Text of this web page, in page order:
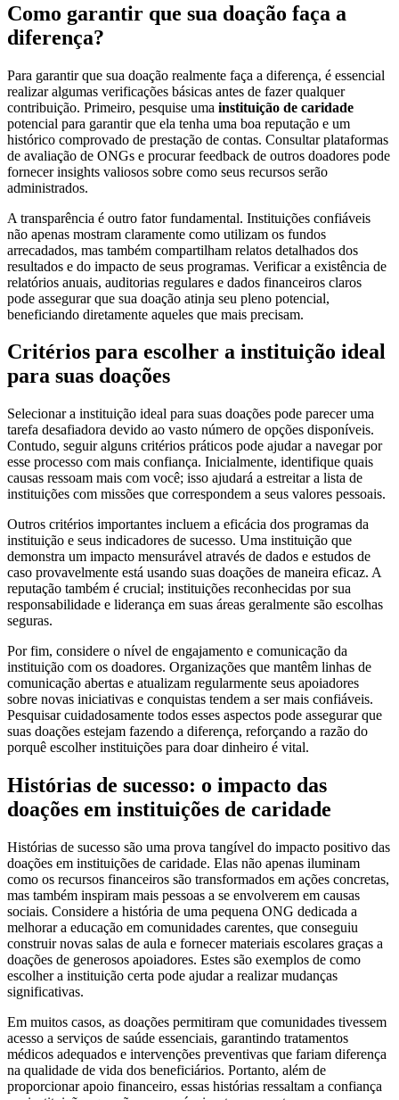
Como garantir que sua doação faça a
diferença?
Para garantir que sua doação realmente faça a diferença, é essencial
realizar algumas verificações básicas antes de fazer qualquer
contribuição. Primeiro, pesquise uma instituição de caridade
potencial para garantir que ela tenha uma boa reputação e um
histórico comprovado de prestação de contas. Consultar plataformas
de avaliação de ONGs e procurar feedback de outros doadores pode
fornecer insights valiosos sobre como seus recursos serão
administrados.
A transparência é outro fator fundamental. Instituições confiáveis
não apenas mostram claramente como utilizam os fundos
arrecadados, mas também compartilham relatos detalhados dos
resultados e do impacto de seus programas. Verificar a existência de
relatórios anuais, auditorias regulares e dados financeiros claros
pode assegurar que sua doação atinja seu pleno potencial,
beneficiando diretamente aqueles que mais precisam.
Critérios para escolher a instituição ideal
para suas doações
Selecionar a instituição ideal para suas doações pode parecer uma
tarefa desafiadora devido ao vasto número de opções disponíveis.
Contudo, seguir alguns critérios práticos pode ajudar a navegar por
esse processo com mais confiança. Inicialmente, identifique quais
causas ressoam mais com você; isso ajudará a estreitar a lista de
instituições com missões que correspondem a seus valores pessoais.
Outros critérios importantes incluem a eficácia dos programas da
instituição e seus indicadores de sucesso. Uma instituição que
demonstra um impacto mensurável através de dados e estudos de
caso provavelmente está usando suas doações de maneira eficaz. A
reputação também é crucial; instituições reconhecidas por sua
responsabilidade e liderança em suas áreas geralmente são escolhas
seguras.
Por fim, considere o nível de engajamento e comunicação da
instituição com os doadores. Organizações que mantêm linhas de
comunicação abertas e atualizam regularmente seus apoiadores
sobre novas iniciativas e conquistas tendem a ser mais confiáveis.
Pesquisar cuidadosamente todos esses aspectos pode assegurar que
suas doações estejam fazendo a diferença, reforçando a razão do
porquê escolher instituições para doar dinheiro é vital.
Histórias de sucesso: o impacto das
doações em instituições de caridade
Histórias de sucesso são uma prova tangível do impacto positivo das
doações em instituições de caridade. Elas não apenas iluminam
como os recursos financeiros são transformados em ações concretas,
mas também inspiram mais pessoas a se envolverem em causas
sociais. Considere a história de uma pequena ONG dedicada a
melhorar a educação em comunidades carentes, que conseguiu
construir novas salas de aula e fornecer materiais escolares graças a
doações de generosos apoiadores. Estes são exemplos de como
escolher a instituição certa pode ajudar a realizar mudanças
significativas.
Em muitos casos, as doações permitiram que comunidades tivessem
acesso a serviços de saúde essenciais, garantindo tratamentos
médicos adequados e intervenções preventivas que fariam diferença
na qualidade de vida dos beneficiários. Portanto, além de
proporcionar apoio financeiro, essas histórias ressaltam a confiança